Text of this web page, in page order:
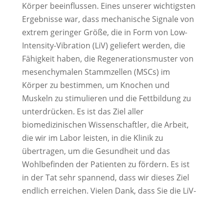
Körper beeinflussen. Eines unserer wichtigsten
Ergebnisse war, dass mechanische Signale von
extrem geringer Größe, die in Form von Low-
Intensity-Vibration (LiV) geliefert werden, die
Fähigkeit haben, die Regenerationsmuster von
mesenchymalen Stammzellen (MSCs) im
Körper zu bestimmen, um Knochen und
Muskeln zu stimulieren und die Fettbildung zu
unterdrücken. Es ist das Ziel aller
biomedizinischen Wissenschaftler, die Arbeit,
die wir im Labor leisten, in die Klinik zu
übertragen, um die Gesundheit und das
Wohlbefinden der Patienten zu fördern. Es ist
in der Tat sehr spannend, dass wir dieses Ziel
endlich erreichen. Vielen Dank, dass Sie die LiV-